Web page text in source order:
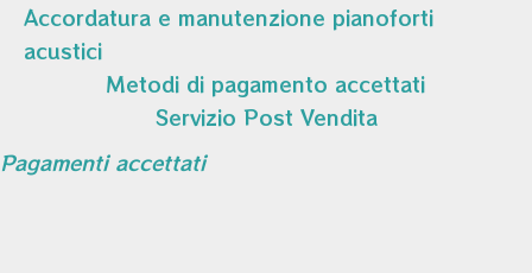
Accordatura e manutenzione pianoforti
acustici
Metodi di pagamento accettati
Servizio Post Vendita
Pagamenti accettati